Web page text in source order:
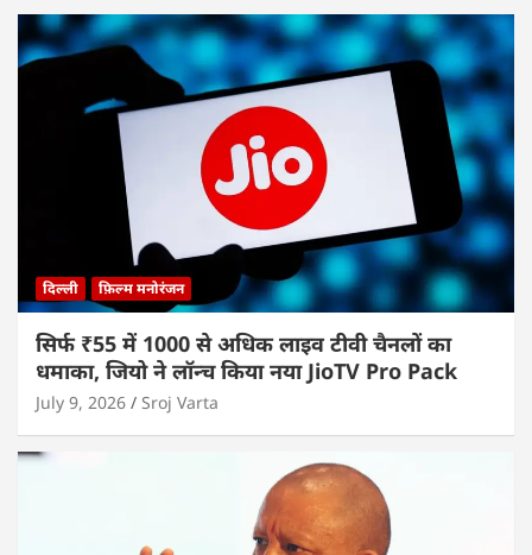
दिल्ली फ़िल्म मनोरंजन
सिर्फ ₹55 में 1000 से अधिक लाइव टीवी चैनलों का
धमाका, जियो ने लॉन्च किया नया JioTV Pro Pack
July 9, 2026 Sroj Varta